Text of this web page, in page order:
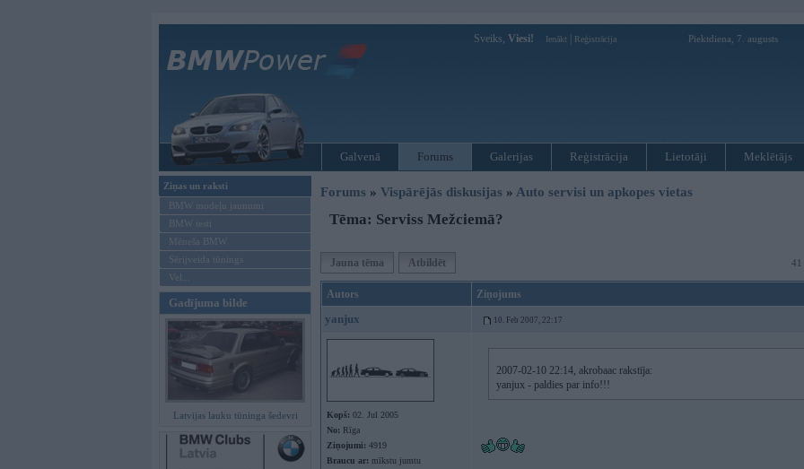
Sveiks, Viesi! Ienākt Reģistrācija Piektdiena, 7. augusts
Galvenā Forums Galerijas Reģistrācija Lietotāji Meklētājs
Ziņas un raksti
BMW modeļu jaunumi
BMW testi
Mēneša BMW
Sērijveida tūnings
Vel...
Gadījuma bilde
Latvijas lauku tūninga šedevri
Forums » Vispārējās diskusijas » Auto servisi un apkopes vietas
Tēma: Serviss Mežciemā?
Jauna tēma Atbildēt 41
Autors Ziņojums
yanjux 10. Feb 2007, 22:17
Kopš: 02. Jul 2005
No: Rīga
Ziņojumi: 4919
Braucu ar: mīkstu jumtu
2007-02-10 22:14, akrobaac rakstīja:
yanjux - paldies par info!!!